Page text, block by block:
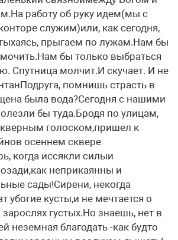
работу об руку идем(мы с
служим)или, как сегодня,
прыгаем по лужам.Нам бы
бы только выбраться
Спутница молчит.И скучает. И не
помнишь страсть в
была вода?Сегодня с нашими
бы туда.Бродя по улицам,
голоском,пришел к
осеннем сквере
когда иссякли силыи
неприкаянны и
сады!Сирени, некогда
убогие кусты,и не мечтается о
густых.Но знаешь, нет в
неземная благодать -как будто